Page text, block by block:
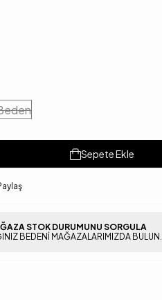
Sepete Ekle
STOK DURUMUNU SORGULA
BEDENI MAĞAZALARIMIZDA BULUN.